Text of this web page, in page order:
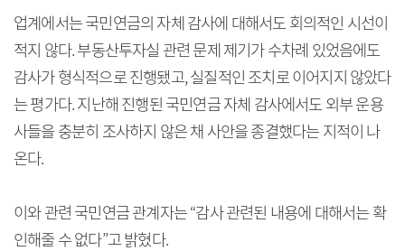
업계에서는 국민연금의 자체 감사에 대해서도 회의적인 시선이
적지 않다. 부동산투자실 관련 문제 제기가 수차례 있었음에도
감사가 형식적으로 진행됐고, 실질적인 조치로 이어지지 않았다
는 평가다. 지난해 진행된 국민연금 자체 감사에서도 외부 운용
사들을 충분히 조사하지 않은 채 사안을 종결했다는 지적이 나
온다.
이와 관련 국민연금 관계자는 “감사 관련된 내용에 대해서는 확
인해줄 수 없다”고 밝혔다.